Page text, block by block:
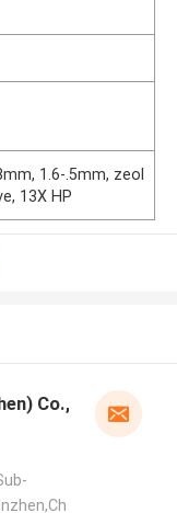
1.6-.5mm, zeol
13X HP
Co., Ltd